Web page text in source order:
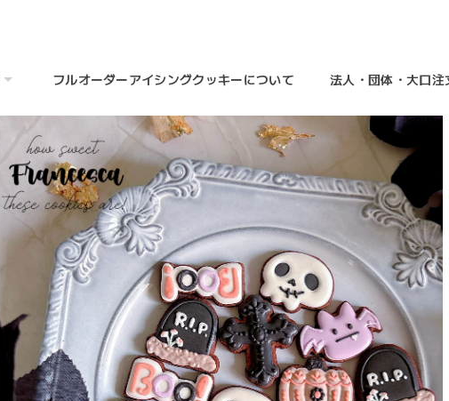
フルオーダーアイシングクッキーについて 法人・団体・大口注